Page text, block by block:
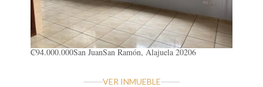
₡94.000.000San JuanSan Ramón, Alajuela 20206
VER INMUEBLE